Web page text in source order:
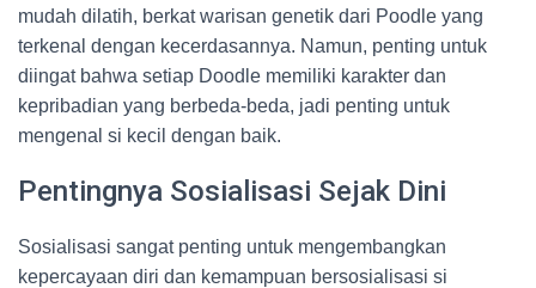
mudah dilatih, berkat warisan genetik dari Poodle yang
terkenal dengan kecerdasannya. Namun, penting untuk
diingat bahwa setiap Doodle memiliki karakter dan
kepribadian yang berbeda-beda, jadi penting untuk
mengenal si kecil dengan baik.
Pentingnya Sosialisasi Sejak Dini
Sosialisasi sangat penting untuk mengembangkan
kepercayaan diri dan kemampuan bersosialisasi si